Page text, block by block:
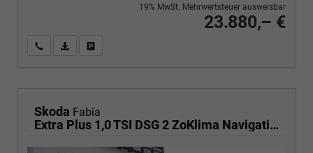
23.880,– €
19% MwSt. Mehrwertsteuer ausweisbar
Wir rufen Sie anPDF-Fahrzeugexposé drucken
Skoda Fabia
Extra Plus 1,0 TSI DSG 2 ZoKlima Navigation x Einparkhilfe Kessy beheiztes Lenkrad Sitzheizung Sunset 5J Garantie